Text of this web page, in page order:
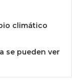
climático
se pueden ver